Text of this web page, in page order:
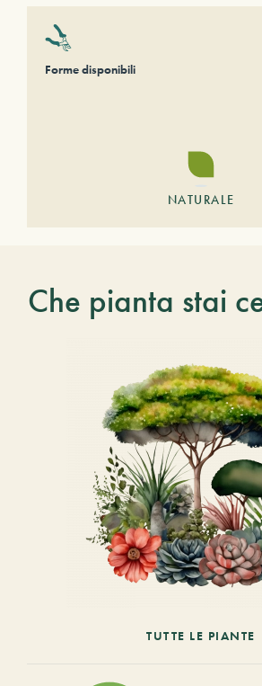
Forme disponibili
NATURALE
Che pianta stai
TUTTE LE PIANTE